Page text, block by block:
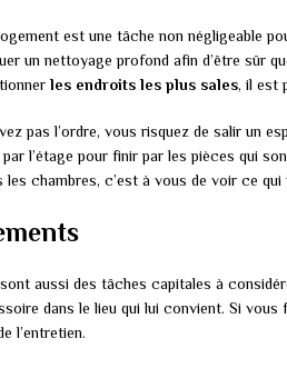
est une tâche non négligeable
un nettoyage profond afin d’être sûr
les endroits les plus sales, il est
pas l’ordre, vous risquez de salir un
l’étage pour finir par les pièces qui
les chambres, c’est à vous de voir ce
sont aussi des tâches capitales à
dans le lieu qui lui convient. Si
l’entretien.